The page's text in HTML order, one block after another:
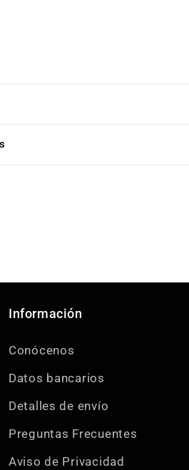
Información
Conócenos
Datos bancarios
Detalles de envío
Preguntas Frecuentes
Aviso de Privacidad